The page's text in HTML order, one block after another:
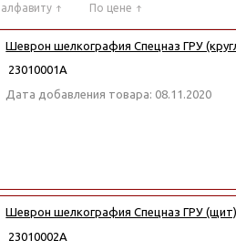
По цене
Шеврон шелкография Спецназ ГРУ
23010001А
Дата добавления товара: 08.11.2020
Шеврон шелкография Спецназ ГРУ (щит)
23010002А